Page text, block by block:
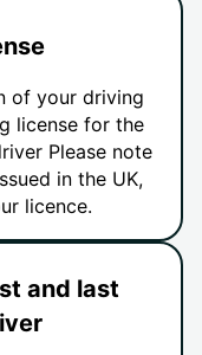
of your driving
license for the
Please note
in the UK,
licence.
and last